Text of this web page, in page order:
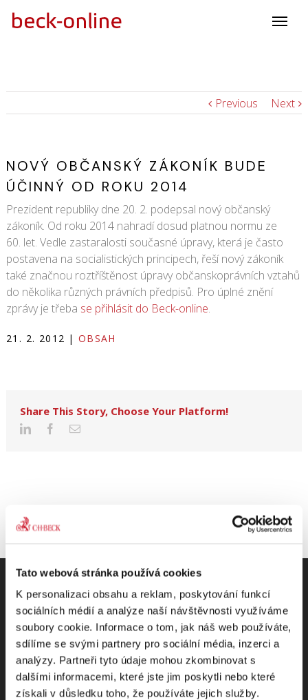
Tato webová stránka používá cookies
K personalizaci obsahu a reklam, poskytování funkcí
sociálních médií a analýze naší návštěvnosti využíváme
soubory cookie. Informace o tom, jak náš web používáte,
sdílíme se svými partnery pro sociální média, inzerci a
analýzy. Partneři tyto údaje mohou zkombinovat s
dalšími informacemi, které jste jim poskytli nebo které
získali v důsledku toho, že používáte jejich služby.
Previous Next
NOVÝ OBČANSKÝ ZÁKONÍK BUDE
ÚČINNÝ OD ROKU 2014
Prezident republiky dne 20. 2. podepsal nový občanský
zákoník. Od roku 2014 nahradí dosud platnou normu ze
60. let. Vedle zastaralosti současné úpravy, která je často
postavena na socialistických principech, řeší nový zákoník
také značnou roztříštěnost úpravy občanskoprávních vztahů
do několika různých právních předpisů. Pro úplné znění
zprávy je třeba se přihlásit do Beck-online.
21. 2. 2012 | OBSAH
Share This Story, Choose Your Platform!
Odebírejte Beck-online
NEWS